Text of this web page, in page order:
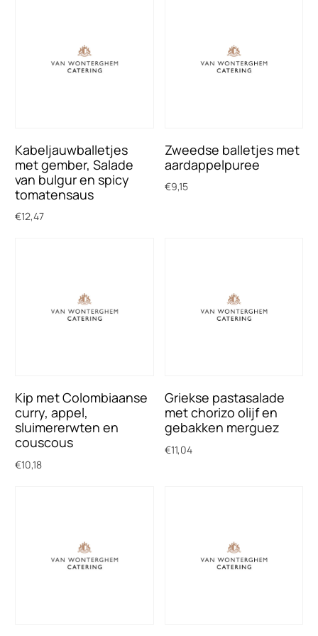
Kabeljauwballetjes
met gember, Salade
van bulgur en spicy
tomatensaus
€12,47
Zweedse balletjes met
aardappelpuree
€9,15
Kip met Colombiaanse
curry, appel,
sluimererwten en
couscous
€10,18
Griekse pastasalade
met chorizo olijf en
gebakken merguez
€11,04